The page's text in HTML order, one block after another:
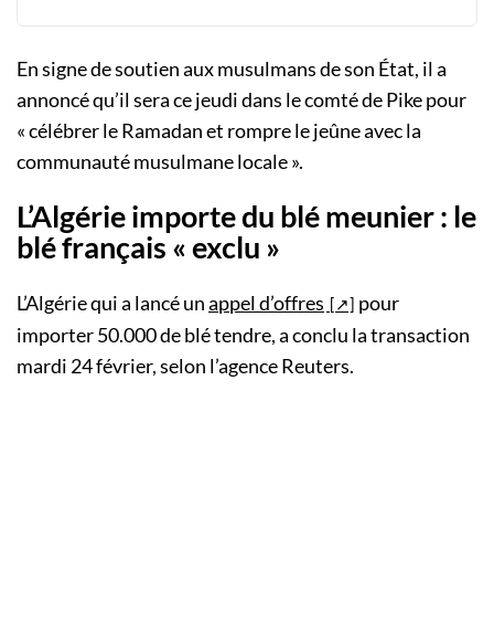
En signe de soutien aux musulmans de son État, il a
annoncé qu’il sera ce jeudi dans le comté de Pike pour
« célébrer le Ramadan et rompre le jeûne avec la
communauté musulmane locale ».
L’Algérie importe du blé meunier : le
blé français « exclu »
L’Algérie qui a lancé unappel d’offres
pour
importer 50.000 de blé tendre, a conclu la transaction
mardi 24 février, selon l’agence Reuters.